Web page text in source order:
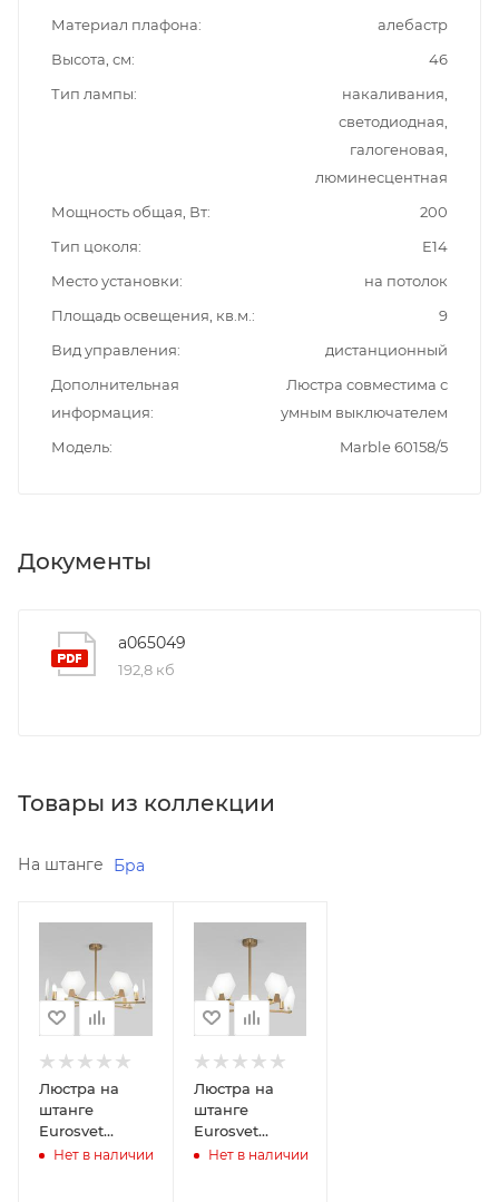
Материал плафона
алебастр
Высота, см
46
Тип лампы
накаливания,
светодиодная,
галогеновая,
люминесцентная
Мощность общая, Вт
200
Тип цоколя
E14
Место установки
на потолок
Площадь освещения, кв.м.
9
Вид управления
дистанционный
Дополнительная
информация
Люстра совместима с
умным выключателем
Модель
Marble 60158/5
Документы
a065049
192,8 кб
Товары из коллекции
На штанге Бра
Светильники,
Товар,
00-
012068120
Бренд
Eurosvet
Код
товара
00-
Люстра на
штанге
Eurosvet
Marble 60158/7
Нет в наличии
25600.00
Реквизиты
Светильники,
Товар,
00-
012068130
Бренд
Eurosvet
Люстра на
штанге
Eurosvet
Marble 60158/5
Нет в наличии